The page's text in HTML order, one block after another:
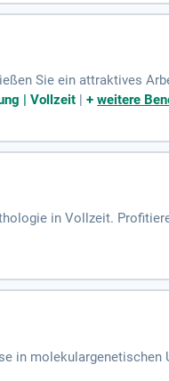
Sie ein attraktives
sowie die
| Vollzeit |+weitere
in Vollzeit.
klare
in molekulargenetischen
sind die urologische